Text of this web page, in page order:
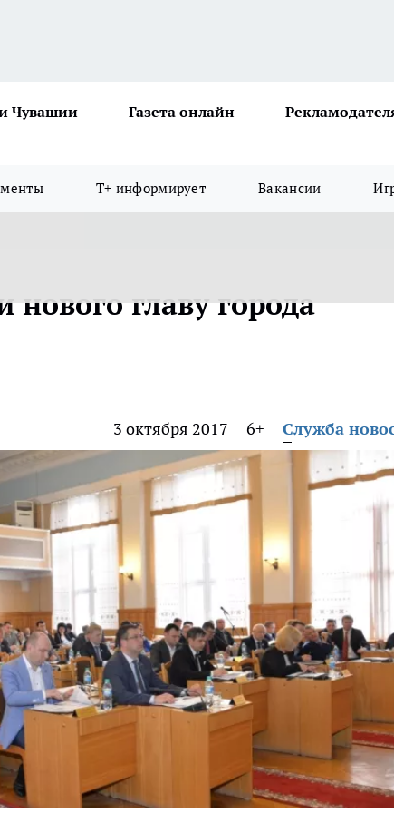
Чувашии Газета онлайн
Т+ информирует Вакансии
главу города
3 октября 2017 6+ Служба